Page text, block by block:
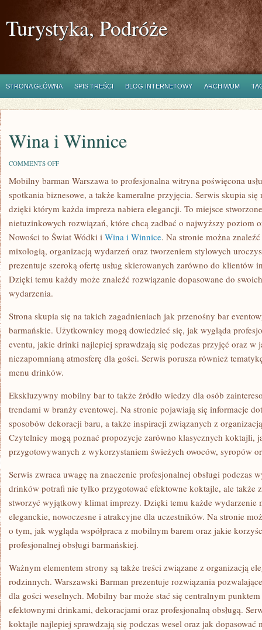
Turystyka, Podróże
STRONA GŁÓWNA SPIS TREŚCI BLOG INTERNETOWY ARCHIWUM
Wina i Winnice
COMMENTS OFFON
I
Mobilny barman Warszawa to profesjonalna witryna poświęcona
spotkania biznesowe, a także kameralne przyjęcia. Serwis skupia
dzięki którym każda impreza nabiera elegancji. To miejsce
nietuzinkowych rozwiązań, które chcą zadbać o najwyższy poziom
Nowości to Świat Wódki i Wina i Winnice. Na stronie można
mixologią, organizacją wydarzeń oraz tworzeniem stylowych
prezentuje szeroką ofertę usług skierowanych zarówno do
Dzięki temu każdy może znaleźć rozwiązanie dopasowane do
wydarzenia.
Strona skupia się na takich zagadnieniach jak przenośny bar
barmańskie. Użytkownicy mogą dowiedzieć się, jak wygląda
eventu, jakie drinki najlepiej sprawdzają się podczas przyjęć oraz w
niezapomnianą atmosferę dla gości. Serwis porusza również
menu drinków.
Ekskluzywny mobilny bar to także źródło wiedzy dla osób
trendami w branży eventowej. Na stronie pojawiają się informacje
sposobów dekoracji baru, a także inspiracji związanych z
Czytelnicy mogą poznać propozycje zarówno klasycznych koktajli,
przygotowywanych z wykorzystaniem świeżych owoców, syropów
Serwis zwraca uwagę na znaczenie profesjonalnej obsługi podczas
drinków potrafi nie tylko przygotować efektowne koktajle, ale także
stworzyć wyjątkowy klimat imprezy. Dzięki temu każde wydarzenie
eleganckie, nowoczesne i atrakcyjne dla uczestników. Na stronie
o tym, jak wygląda współpraca z mobilnym barem oraz jakie
profesjonalnej obsługi barmańskiej.
Ważnym elementem strony są także treści związane z organizacją
rodzinnych. Warszawski Barman prezentuje rozwiązania
dla gości weselnych. Mobilny bar może stać się centralnym
efektownymi drinkami, dekoracjami oraz profesjonalną obsługą.
koktajle najlepiej sprawdzają się podczas wesel oraz jak